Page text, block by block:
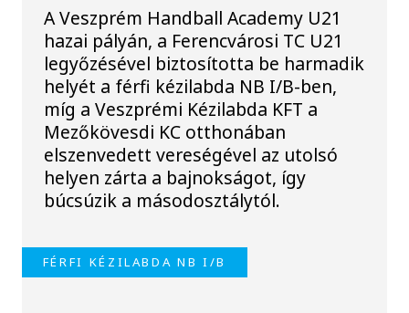
A Veszprém Handball Academy U21
hazai pályán, a Ferencvárosi TC U21
legyőzésével biztosította be harmadik
helyét a férfi kézilabda NB I/B-ben,
míg a Veszprémi Kézilabda KFT a
Mezőkövesdi KC otthonában
elszenvedett vereségével az utolsó
helyen zárta a bajnokságot, így
búcsúzik a másodosztálytól.
FÉRFI KÉZILABDA NB I/B